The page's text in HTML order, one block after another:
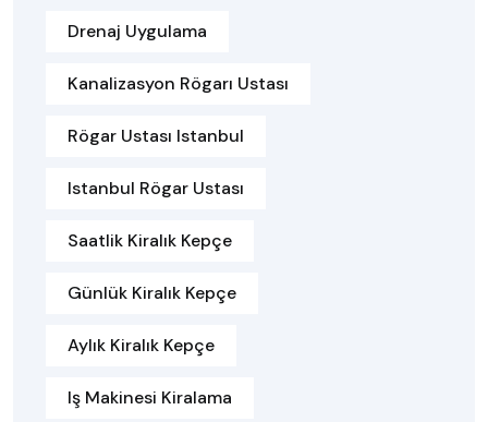
Drenaj Uygulama
Kanalizasyon Rögarı Ustası
Rögar Ustası Istanbul
Istanbul Rögar Ustası
Saatlik Kiralık Kepçe
Günlük Kiralık Kepçe
Aylık Kiralık Kepçe
Iş Makinesi Kiralama